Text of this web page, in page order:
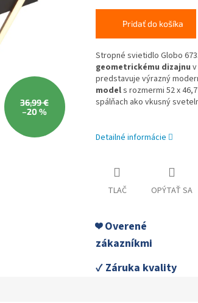
36,99 €
–20 %
Pridať do košíka
Stropné svietidlo Globo
geometrickému dizajnu
predstavuje výrazný
models rozmermi 52 x
spálňach ako vkusný
Detailné informácie
TLAČ OPÝTAŤ SA
❤️ Overené
zákazníkmi
✓ Záruka kvality